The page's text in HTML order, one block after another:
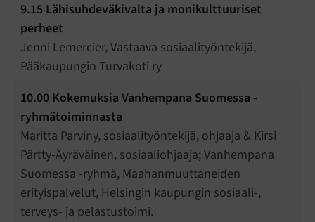
9.15 Lähisuhdeväkivalta ja monikulttuuriset
perheet
Jenni Lemercier, Vastaava sosiaalityöntekijä,
Pääkaupungin Turvakoti ry
10.00 Kokemuksia Vanhempana Suomessa -
ryhmätoiminnasta
Maritta Parviny, sosiaalityöntekijä, ohjaaja & Kirsi
Pärtty-Äyräväinen, sosiaaliohjaaja; Vanhempana
Suomessa -ryhmä, Maahanmuuttaneiden
erityispalvelut, Helsingin kaupungin sosiaali-,
terveys- ja pelastustoimi.